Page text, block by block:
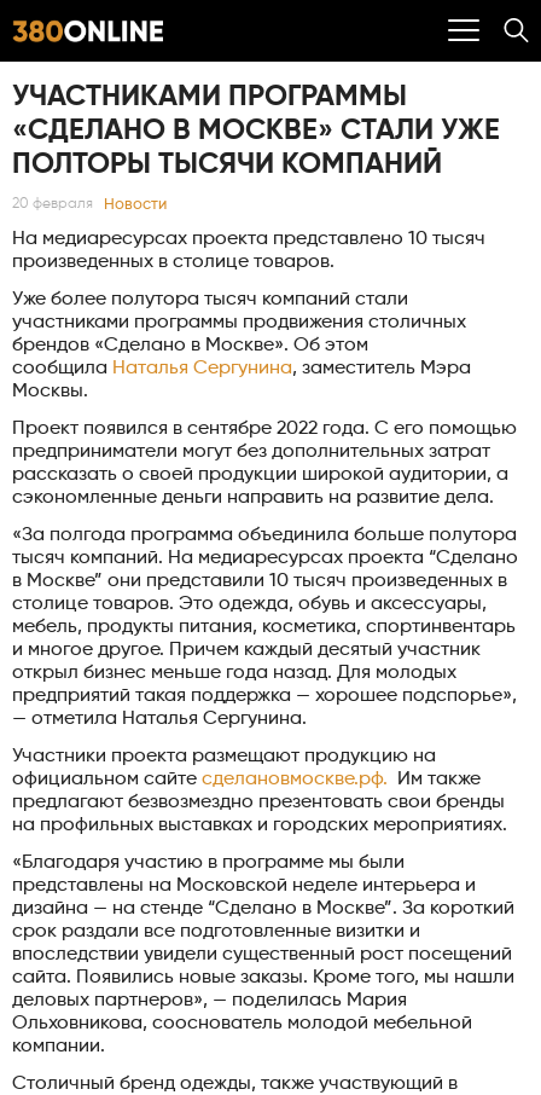
УЧАСТНИКАМИ ПРОГРАММЫ
«СДЕЛАНО В МОСКВЕ» СТАЛИ УЖЕ
ПОЛТОРЫ ТЫСЯЧИ КОМПАНИЙ
20 февраля Новости
На медиаресурсах проекта представлено 10 тысяч
произведенных в столице товаров.
Уже более полутора тысяч компаний стали
участниками программы продвижения столичных
брендов «Сделано в Москве». Об этом
сообщила Наталья Сергунина, заместитель Мэра
Москвы.
Проект появился в сентябре 2022 года. С его помощью
предприниматели могут без дополнительных затрат
рассказать о своей продукции широкой аудитории, а
сэкономленные деньги направить на развитие дела.
«За полгода программа объединила больше полутора
тысяч компаний. На медиаресурсах проекта “Сделано
в Москве” они представили 10 тысяч произведенных в
столице товаров. Это одежда, обувь и аксессуары,
мебель, продукты питания, косметика, спортинвентарь
и многое другое. Причем каждый десятый участник
открыл бизнес меньше года назад. Для молодых
предприятий такая поддержка — хорошее подспорье»,
— отметила Наталья Сергунина.
Участники проекта размещают продукцию на
официальном сайте сделановмоскве.рф. Им также
предлагают безвозмездно презентовать свои бренды
на профильных выставках и городских мероприятиях.
«Благодаря участию в программе мы были
представлены на Московской неделе интерьера и
дизайна — на стенде “Сделано в Москве”. За короткий
срок раздали все подготовленные визитки и
впоследствии увидели существенный рост посещений
сайта. Появились новые заказы. Кроме того, мы нашли
деловых партнеров», — поделилась Мария
Ольховникова, сооснователь молодой мебельной
компании.
Столичный бренд одежды, также участвующий в